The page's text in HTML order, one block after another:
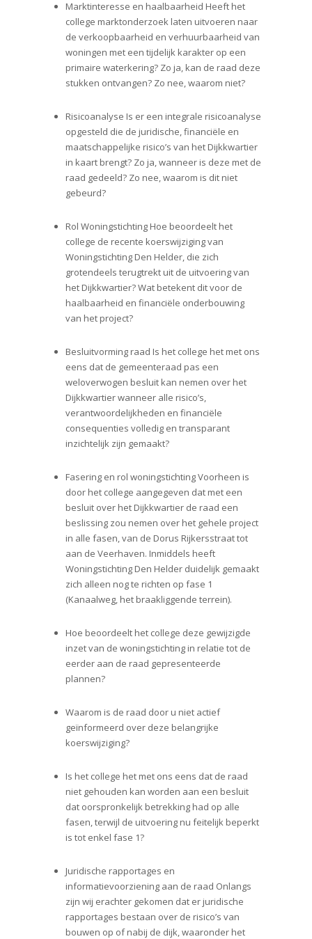
Marktinteresse en haalbaarheid Heeft het
college marktonderzoek laten uitvoeren naar
de verkoopbaarheid en verhuurbaarheid van
woningen met een tijdelijk karakter op een
primaire waterkering? Zo ja, kan de raad deze
stukken ontvangen? Zo nee, waarom niet?
Risicoanalyse Is er een integrale risicoanalyse
opgesteld die de juridische, financiële en
maatschappelijke risico’s van het Dijkkwartier
in kaart brengt? Zo ja, wanneer is deze met de
raad gedeeld? Zo nee, waarom is dit niet
gebeurd?
Rol Woningstichting Hoe beoordeelt het
college de recente koerswijziging van
Woningstichting Den Helder, die zich
grotendeels terugtrekt uit de uitvoering van
het Dijkkwartier? Wat betekent dit voor de
haalbaarheid en financiële onderbouwing
van het project?
Besluitvorming raad Is het college het met ons
eens dat de gemeenteraad pas een
weloverwogen besluit kan nemen over het
Dijkkwartier wanneer alle risico’s,
verantwoordelijkheden en financiële
consequenties volledig en transparant
inzichtelijk zijn gemaakt?
Fasering en rol woningstichting Voorheen is
door het college aangegeven dat met een
besluit over het Dijkkwartier de raad een
beslissing zou nemen over het gehele project
in alle fasen, van de Dorus Rijkersstraat tot
aan de Veerhaven. Inmiddels heeft
Woningstichting Den Helder duidelijk gemaakt
zich alleen nog te richten op fase 1
(Kanaalweg, het braakliggende terrein).
Hoe beoordeelt het college deze gewijzigde
inzet van de woningstichting in relatie tot de
eerder aan de raad gepresenteerde
plannen?
Waarom is de raad door u niet actief
geïnformeerd over deze belangrijke
koerswijziging?
Is het college het met ons eens dat de raad
niet gehouden kan worden aan een besluit
dat oorspronkelijk betrekking had op alle
fasen, terwijl de uitvoering nu feitelijk beperkt
is tot enkel fase 1?
Juridische rapportages en
informatievoorziening aan de raad Onlangs
zijn wij erachter gekomen dat er juridische
rapportages bestaan over de risico’s van
bouwen op of nabij de dijk, waaronder het